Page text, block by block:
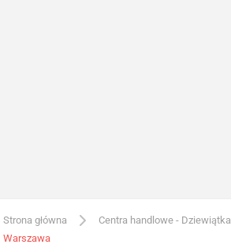
Strona główna Centra handlowe - Dziewiątka
Warszawa